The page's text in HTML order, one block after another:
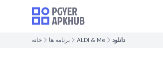
خانه برنامه ها ALDI & Me دانلود